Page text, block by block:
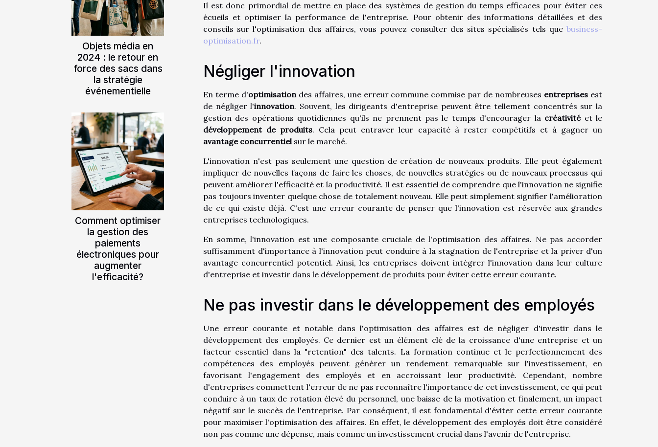
Objets média en
2024 : le retour en
force des sacs dans
la stratégie
événementielle
Comment optimiser
la gestion des
paiements
électroniques pour
augmenter
l'efficacité?
Il est donc primordial de mettre en place des systèmes de gestion du temps efficaces pour éviter ces
écueils et optimiser la performance de l'entreprise. Pour obtenir des informations détaillées et des
conseils sur l'optimisation des affaires, vous pouvez consulter des sites spécialisés tels que business-
optimisation.fr.
Négliger l'innovation
En terme d'optimisationdes affaires, une erreur commune commise par de nombreuses entreprises est
de négliger l'innovation. Souvent, les dirigeants d'entreprise peuvent être tellement concentrés sur la
gestion des opérations quotidiennes qu'ils ne prennent pas le temps d'encourager la créativitéet le
développement de produits. Cela peut entraver leur capacité à rester compétitifs et à gagner un
avantage concurrentielsur le marché.
L'innovation n'est pas seulement une question de création de nouveaux produits. Elle peut également
impliquer de nouvelles façons de faire les choses, de nouvelles stratégies ou de nouveaux processus qui
peuvent améliorer l'efficacité et la productivité. Il est essentiel de comprendre que l'innovation ne signifie
pas toujours inventer quelque chose de totalement nouveau. Elle peut simplement signifier l'amélioration
de ce qui existe déjà. C'est une erreur courante de penser que l'innovation est réservée aux grandes
entreprises technologiques.
En somme, l'innovation est une composante cruciale de l'optimisation des affaires. Ne pas accorder
suffisamment d'importance à l'innovation peut conduire à la stagnation de l'entreprise et la priver d'un
avantage concurrentiel potentiel. Ainsi, les entreprises doivent intégrer l'innovation dans leur culture
d'entreprise et investir dans le développement de produits pour éviter cette erreur courante.
Ne pas investir dans le développement des employés
Une erreur courante et notable dans l'optimisation des affaires est de négliger d'investir dans le
développement des employés. Ce dernier est un élément clé de la croissance d'une entreprise et un
facteur essentiel dans la "retention" des talents. La formation continue et le perfectionnement des
compétences des employés peuvent générer un rendement remarquable sur l'investissement, en
favorisant l'engagement des employés et en accroissant leur productivité. Cependant, nombre
d'entreprises commettent l'erreur de ne pas reconnaître l'importance de cet investissement, ce qui peut
conduire à un taux de rotation élevé du personnel, une baisse de la motivation et finalement, un impact
négatif sur le succès de l'entreprise. Par conséquent, il est fondamental d'éviter cette erreur courante
pour maximiser l'optimisation des affaires. En effet, le développement des employés doit être considéré
non pas comme une dépense, mais comme un investissement crucial dans l'avenir de l'entreprise.